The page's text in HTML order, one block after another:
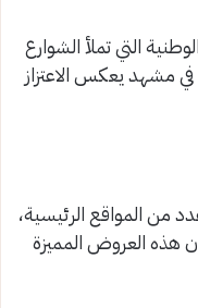
التي تملأ الشوارع
في مشهد يعكس الاعتزاز
من المواقع الرئيسية،
هذه العروض المميزة